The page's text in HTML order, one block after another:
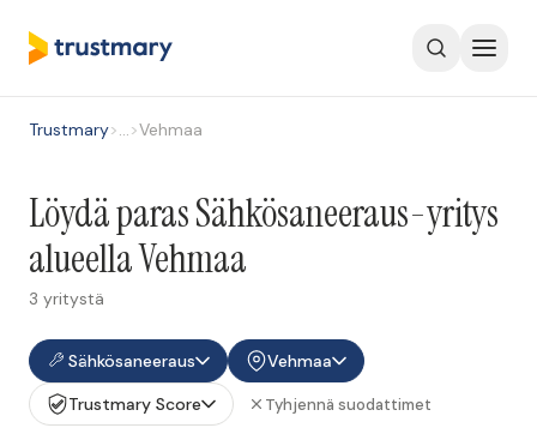
Trustmary>…>Vehmaa
Löydä paras Sähkösaneeraus-yritys
alueella Vehmaa
3 yritystä
Sähkösaneeraus
Vehmaa
Trustmary Score
Tyhjennä suodattimet